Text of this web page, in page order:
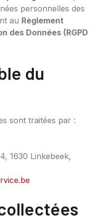
personnelles des
au Règlement
des Données (RGPD
du
sont traitées par :
1630 Linkebeek,